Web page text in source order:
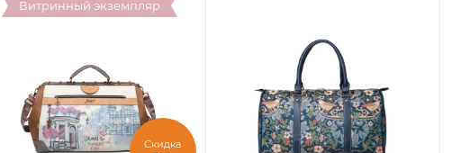
Витринный экземпляр
Скидка